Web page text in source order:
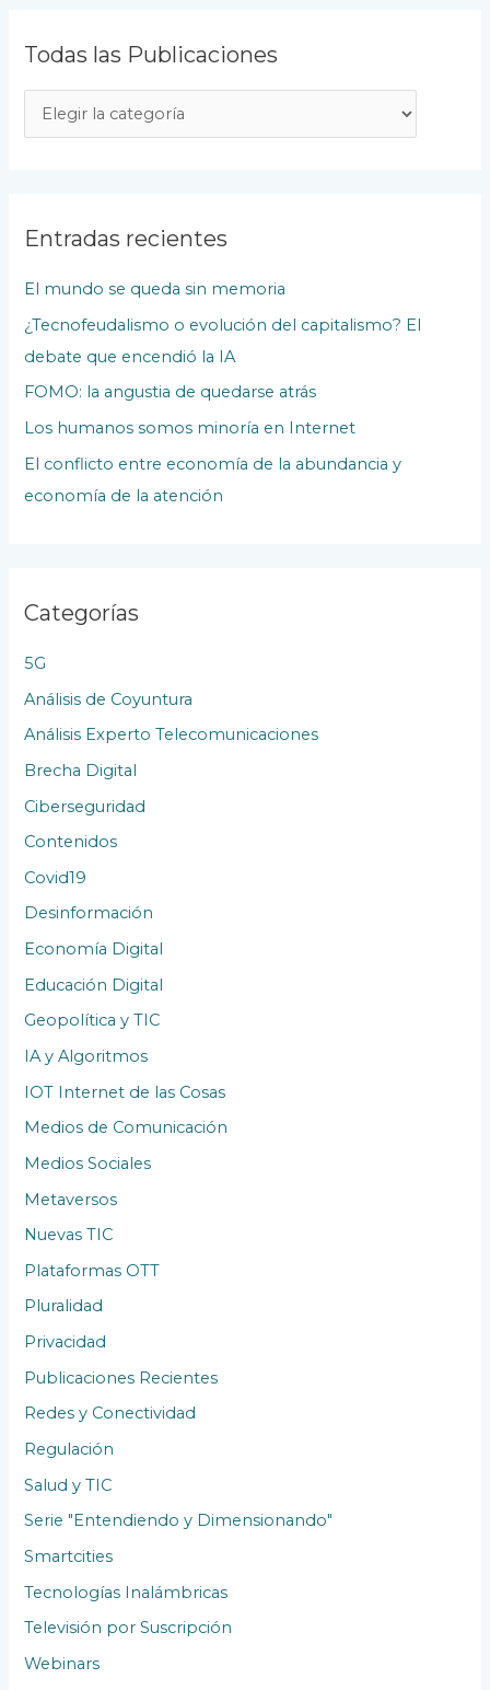
Todas las Publicaciones
o
s
a
s
P
u
b
l
i
n
e
s
Entradas recientes
El mundo se queda sin memoria
¿Tecnofeudalismo o evolución del capitalismo? El
debate que encendió la IA
FOMO: la angustia de quedarse atrás
Los humanos somos minoría en Internet
El conflicto entre economía de la abundancia y
economía de la atención
Categorías
5G
Análisis de Coyuntura
Análisis Experto Telecomunicaciones
Brecha Digital
Ciberseguridad
Contenidos
Covid19
Desinformación
Economía Digital
Educación Digital
Geopolítica y TIC
IA y Algoritmos
IOT Internet de las Cosas
Medios de Comunicación
Medios Sociales
Metaversos
Nuevas TIC
Plataformas OTT
Pluralidad
Privacidad
Publicaciones Recientes
Redes y Conectividad
Regulación
Salud y TIC
Serie "Entendiendo y Dimensionando"
Smartcities
Tecnologías Inalámbricas
Televisión por Suscripción
Webinars